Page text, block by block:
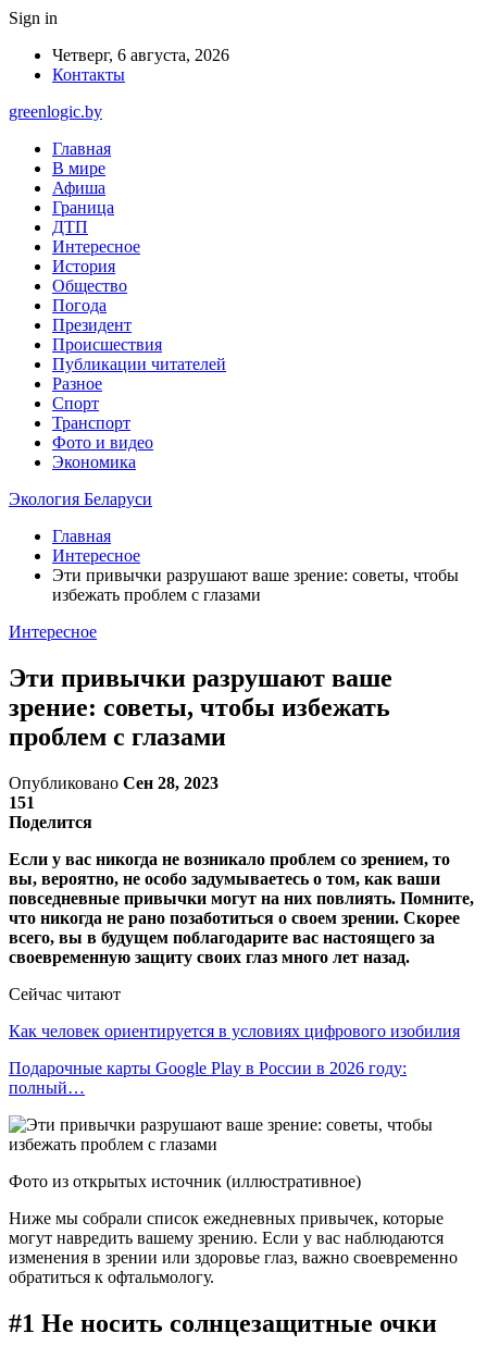
Sign in
Четверг, 6 августа, 2026
Контакты
greenlogic.by
Главная
В мире
Афиша
Граница
ДТП
Интересное
История
Общество
Погода
Президент
Происшествия
Публикации читателей
Разное
Спорт
Транспорт
Фото и видео
Экономика
Экология Беларуси
Главная
Интересное
Эти привычки разрушают ваше зрение: советы, чтобы
избежать проблем с глазами
Интересное
Эти привычки разрушают ваше
зрение: советы, чтобы избежать
проблем с глазами
Опубликовано Сен 28, 2023
151
Поделится
Если у вас никогда не возникало проблем со зрением, то
вы, вероятно, не особо задумываетесь о том, как ваши
повседневные привычки могут на них повлиять. Помните,
что никогда не рано позаботиться о своем зрении. Скорее
всего, вы в будущем поблагодарите вас настоящего за
своевременную защиту своих глаз много лет назад.
Сейчас читают
Как человек ориентируется в условиях цифрового изобилия
Подарочные карты Google Play в России в 2026 году:
полный…
Фото из открытых источник (иллюстративное)
Ниже мы собрали список ежедневных привычек, которые
могут навредить вашему зрению. Если у вас наблюдаются
изменения в зрении или здоровье глаз, важно своевременно
обратиться к офтальмологу.
#1 Не носить солнцезащитные очки